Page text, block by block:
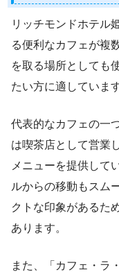
リッチモンドホテル
る便利なカフェが複
を取る場所としても
たい方に適しています
代表的なカフェの一
は喫茶店として営業
メニューを提供して
ルからの移動もスム
クトな印象があるた
あります。
また、「カフェ・ラ